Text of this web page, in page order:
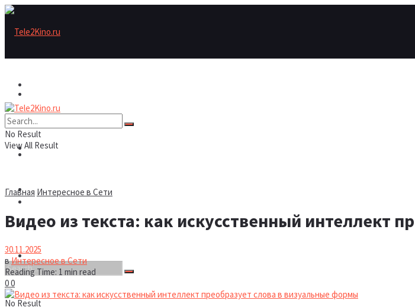
Рецензии/трейлеры
Шоу бизнес
Рецензии/трейлеры
Шоу бизнес
Новости
No Result
No Result
View All Result
Главная Интересное в Сети
Видео из текста: как искусственный интеллект
30.11.2025
вИнтересное в Сети
Reading Time: 1 min read
00